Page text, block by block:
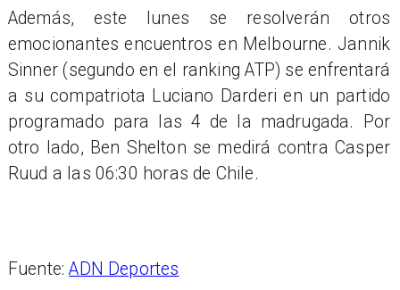
Además, este lunes se resolverán otros
emocionantes encuentros en Melbourne. Jannik
Sinner (segundo en el ranking ATP) se enfrentará
a su compatriota Luciano Darderi en un partido
programado para las 4 de la madrugada. Por
otro lado, Ben Shelton se medirá contra Casper
Ruud a las 06:30 horas de Chile.
Fuente:ADN Deportes